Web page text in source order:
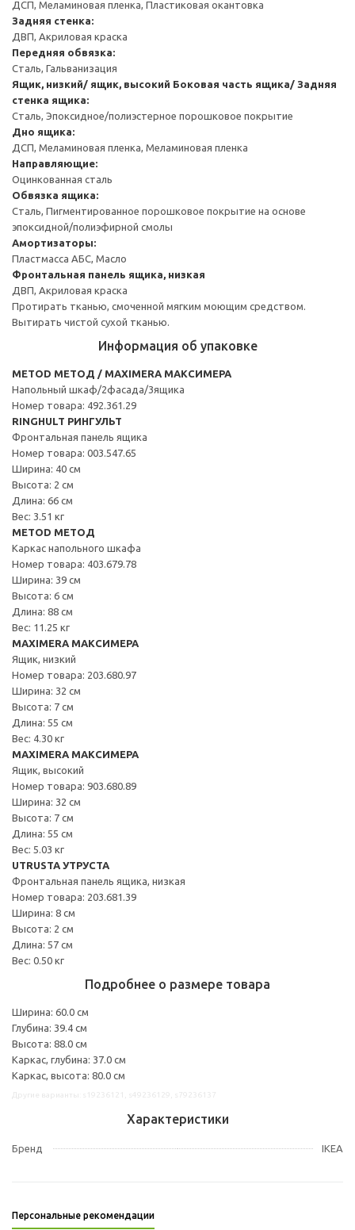
ДСП, Меламиновая пленка, Пластиковая окантовка
Задняя стенка:
ДВП, Акриловая краска
Передняя обвязка:
Сталь, Гальванизация
Ящик, низкий/ ящик, высокий Боковая часть ящика/ Задняя
стенка ящика:
Сталь, Эпоксидное/полиэстерное порошковое покрытие
Дно ящика:
ДСП, Меламиновая пленка, Меламиновая пленка
Направляющие:
Оцинкованная сталь
Обвязка ящика:
Сталь, Пигментированное порошковое покрытие на основе
эпоксидной/полиэфирной смолы
Амортизаторы:
Пластмасса АБС, Масло
Фронтальная панель ящика, низкая
ДВП, Акриловая краска
Протирать тканью, смоченной мягким моющим средством.
Вытирать чистой сухой тканью.
Информация об упаковке
METOD МЕТОД / MAXIMERA МАКСИМЕРА
Напольный шкаф/2фасада/3ящика
Номер товара: 492.361.29
RINGHULT РИНГУЛЬТ
Фронтальная панель ящика
Номер товара: 003.547.65
Ширина: 40 см
Высота: 2 см
Длина: 66 см
Вес: 3.51 кг
METOD МЕТОД
Каркас напольного шкафа
Номер товара: 403.679.78
Ширина: 39 см
Высота: 6 см
Длина: 88 см
Вес: 11.25 кг
MAXIMERA МАКСИМЕРА
Ящик, низкий
Номер товара: 203.680.97
Ширина: 32 см
Высота: 7 см
Длина: 55 см
Вес: 4.30 кг
MAXIMERA МАКСИМЕРА
Ящик, высокий
Номер товара: 903.680.89
Ширина: 32 см
Высота: 7 см
Длина: 55 см
Вес: 5.03 кг
UTRUSTA УТРУСТА
Фронтальная панель ящика, низкая
Номер товара: 203.681.39
Ширина: 8 см
Высота: 2 см
Длина: 57 см
Вес: 0.50 кг
Подробнее о размере товара
Ширина: 60.0 см
Глубина: 39.4 см
Высота: 88.0 см
Каркас, глубина: 37.0 см
Каркас, высота: 80.0 см
Характеристики
Бренд IKEA
Персональные рекомендации